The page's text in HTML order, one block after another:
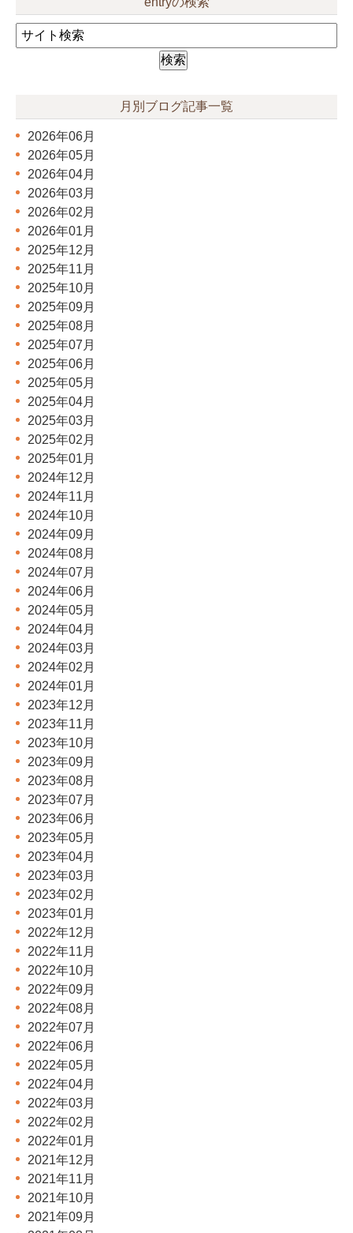
月別ブログ記事一覧
2026年06月
2026年05月
2026年04月
2026年03月
2026年02月
2026年01月
2025年12月
2025年11月
2025年10月
2025年09月
2025年08月
2025年07月
2025年06月
2025年05月
2025年04月
2025年03月
2025年02月
2025年01月
2024年12月
2024年11月
2024年10月
2024年09月
2024年08月
2024年07月
2024年06月
2024年05月
2024年04月
2024年03月
2024年02月
2024年01月
2023年12月
2023年11月
2023年10月
2023年09月
2023年08月
2023年07月
2023年06月
2023年05月
2023年04月
2023年03月
2023年02月
2023年01月
2022年12月
2022年11月
2022年10月
2022年09月
2022年08月
2022年07月
2022年06月
2022年05月
2022年04月
2022年03月
2022年02月
2022年01月
2021年12月
2021年11月
2021年10月
2021年09月